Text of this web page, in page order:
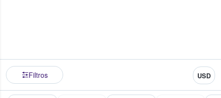
Filtros USD